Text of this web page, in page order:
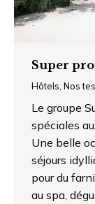
Super
Hôtels, Nos
Le groupe
spéciales
Une belle
séjours
pour du
au spa,